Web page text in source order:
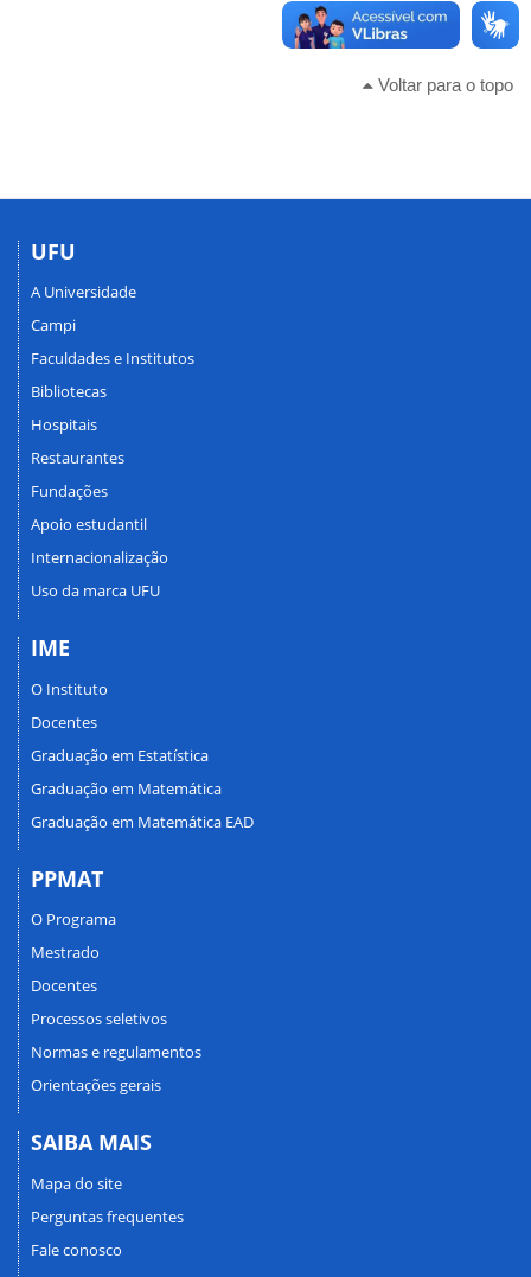
Voltar para o topo
UFU
A Universidade
Campi
Faculdades e Institutos
Bibliotecas
Hospitais
Restaurantes
Fundações
Apoio estudantil
Internacionalização
Uso da marca UFU
IME
O Instituto
Docentes
Graduação em Estatística
Graduação em Matemática
Graduação em Matemática EAD
PPMAT
O Programa
Mestrado
Docentes
Processos seletivos
Normas e regulamentos
Orientações gerais
SAIBA MAIS
Mapa do site
Perguntas frequentes
Fale conosco